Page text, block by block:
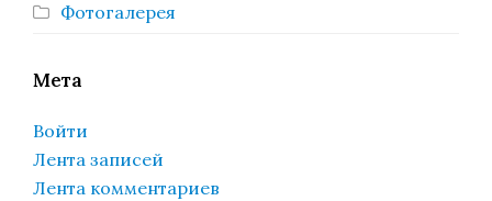
Фотогалерея
Мета
Войти
Лента записей
Лента комментариев